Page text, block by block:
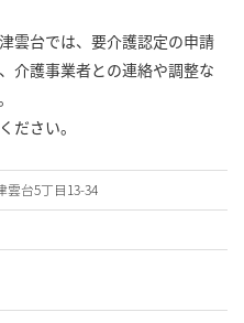
雲台では、要介護認定の申請
介護事業者との連絡や調整な
ださい。
雲台5丁目13-34